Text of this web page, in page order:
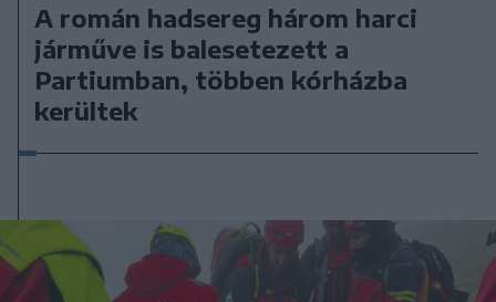
A román hadsereg három harci
járműve is balesetezett a
Partiumban, többen kórházba
kerültek